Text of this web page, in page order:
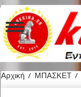
Αρχική / ΜΠΑΣΚΕΤ /